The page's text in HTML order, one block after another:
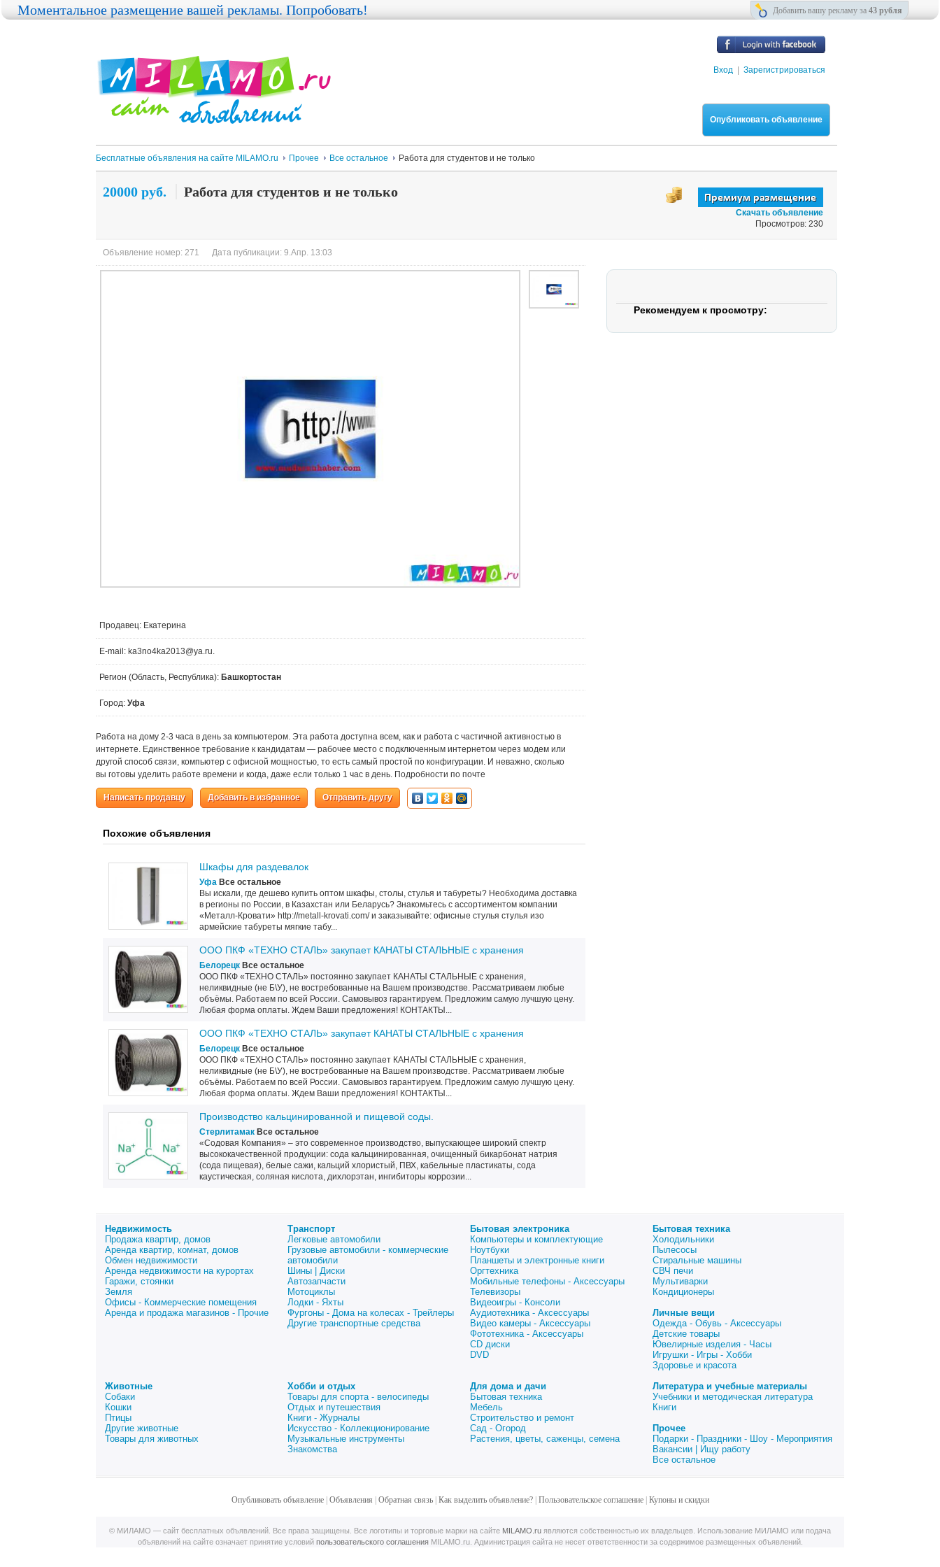
Вход Зарегистрироваться
Опубликовать объявление
Бесплатные объявления на сайте MILAMO.ru Прочее Все остальное Работа для студентов и не только
20000 руб. Работа для студентов и не только
Скачать объявление
Просмотров: 230
Объявление номер: 271 Дата публикации: 9.Апр. 13:03
Продавец: Екатерина
E-mail: ka3no4ka2013@ya.ru.
Регион (Область, Республика): Башкортостан
Город: Уфа
Работа на дому 2-3 часа в день за компьютером. Эта работа доступна всем, как и работа с частичной активностью в
интернете. Единственное требование к кандидатам — рабочее место с подключенным интернетом через модем или
другой способ связи, компьютер с офисной мощностью, то есть самый простой по конфигурации. И неважно, сколько
вы готовы уделить работе времени и когда, даже если только 1 час в день. Подробности по почте
Написать продавцу Добавить в избранное Отправить другу
Похожие объявления
Шкафы для раздевалок
Уфа Все остальное
Вы искали, где дешево купить оптом шкафы, столы, стулья и табуреты? Необходима доставка
в регионы по России, в Казахстан или Беларусь? Знакомьтесь с ассортиментом компании
«Металл-Кровати» http://metall-krovati.com/ и заказывайте: офисные стулья стулья изо
армейские табуреты мягкие табу...
ООО ПКФ «ТЕХНО СТАЛЬ» закупает КАНАТЫ СТАЛЬНЫЕ с хранения
Белорецк Все остальное
ООО ПКФ «ТЕХНО СТАЛЬ» постоянно закупает КАНАТЫ СТАЛЬНЫЕ с хранения,
неликвидные (не Б\У), не востребованные на Вашем производстве. Рассматриваем любые
объёмы. Работаем по всей России. Самовывоз гарантируем. Предложим самую лучшую цену.
Любая форма оплаты. Ждем Ваши предложения! КОНТАКТЫ...
ООО ПКФ «ТЕХНО СТАЛЬ» закупает КАНАТЫ СТАЛЬНЫЕ с хранения
Белорецк Все остальное
ООО ПКФ «ТЕХНО СТАЛЬ» постоянно закупает КАНАТЫ СТАЛЬНЫЕ с хранения,
неликвидные (не Б\У), не востребованные на Вашем производстве. Рассматриваем любые
объёмы. Работаем по всей России. Самовывоз гарантируем. Предложим самую лучшую цену.
Любая форма оплаты. Ждем Ваши предложения! КОНТАКТЫ...
Производство кальцинированной и пищевой соды.
Стерлитамак Все остальное
«Содовая Компания» – это современное производство, выпускающее широкий спектр
высококачественной продукции: сода кальцинированная, очищенный бикарбонат натрия
(сода пищевая), белые сажи, кальций хлористый, ПВХ, кабельные пластикаты, сода
каустическая, соляная кислота, дихлорэтан, ингибиторы коррозии...
Моментальное размещение вашей рекламы. Попробовать! Добавить вашу рекламу за 43 рубля
Рекомендуем к просмотру:
Недвижимость
Продажа квартир, домов
Аренда квартир, комнат, домов
Обмен недвижимости
Аренда недвижимости на курортах
Гаражи, стоянки
Земля
Офисы - Коммерческие помещения
Аренда и продажа магазинов - Прочие
Транспорт
Легковые автомобили
Грузовые автомобили - коммерческие
автомобили
Шины | Диски
Автозапчасти
Мотоциклы
Лодки - Яхты
Фургоны - Дома на колесах - Трейлеры
Другие транспортные средства
Бытовая электроника
Компьютеры и комплектующие
Ноутбуки
Планшеты и электронные книги
Оргтехника
Мобильные телефоны - Аксессуары
Телевизоры
Видеоигры - Консоли
Аудиотехника - Аксессуары
Видео камеры - Аксессуары
Фототехника - Аксессуары
CD диски
DVD
Бытовая техника
Холодильники
Пылесосы
Стиральные машины
СВЧ печи
Мультиварки
Кондиционеры
Личные вещи
Одежда - Обувь - Аксессуары
Детские товары
Ювелирные изделия - Часы
Игрушки - Игры - Хобби
Здоровье и красота
Животные
Собаки
Кошки
Птицы
Другие животные
Товары для животных
Хобби и отдых
Товары для спорта - велосипеды
Отдых и путешествия
Книги - Журналы
Искусство - Коллекционирование
Музыкальные инструменты
Знакомства
Для дома и дачи
Бытовая техника
Мебель
Строительство и ремонт
Сад - Огород
Растения, цветы, саженцы, семена
Литература и учебные материалы
Учебники и методическая литература
Книги
Прочее
Подарки - Праздники - Шоу - Мероприятия
Вакансии | Ищу работу
Все остальное
Опубликовать объявление| Объявления Обратная связь| Как выделить объявление?| Пользовательское соглашение| Купоны и скидки
© МИЛАМО — сайт бесплатных объявлений. Все права защищены. Все логотипы и торговые марки на сайте MILAMO.ru являются собственностью их владельцев. Использование МИЛАМО или подача
объявлений на сайте означает принятие условий пользовательского соглашенияMILAMO.ru. Администрация сайта не несет ответственности за содержимое размещенных объявлений.